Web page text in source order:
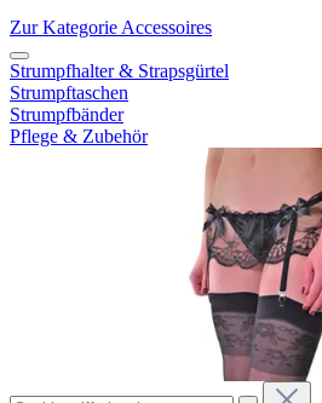
Zur Kategorie Accessoires
Strumpfhalter & Strapsgürtel
Strumpftaschen
Strumpfbänder
Pflege & Zubehör